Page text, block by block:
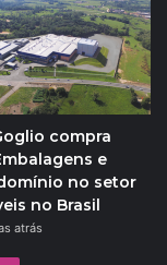
compra
e
no setor
no Brasil
atrás